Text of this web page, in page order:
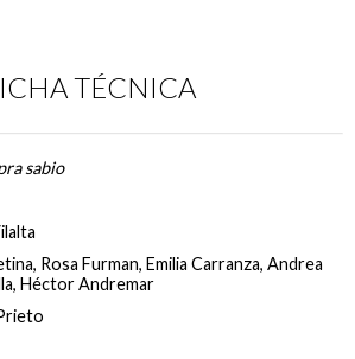
TÉCNICA
sabio
Rosa Furman, Emilia Carranza, Andrea
Héctor Andremar